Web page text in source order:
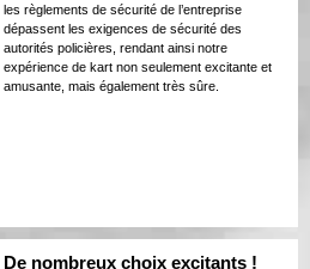
les règlements de sécurité de l’entreprise
dépassent les exigences de sécurité des
autorités policières, rendant ainsi notre
expérience de kart non seulement excitante et
amusante, mais également très sûre.
De nombreux choix excitants !